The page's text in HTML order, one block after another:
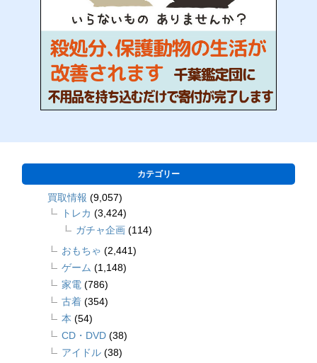
カテゴリー
買取情報 (9,057)
トレカ (3,424)
ガチャ企画 (114)
おもちゃ (2,441)
ゲーム (1,148)
家電 (786)
古着 (354)
本 (54)
CD・DVD (38)
アイドル (38)